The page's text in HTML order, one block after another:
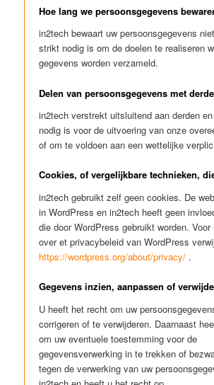
Hoe lang we persoonsgegevens
in2tech bewaart uw persoonsgegevens
strikt nodig is om de doelen te realiseren
gegevens worden verzameld.
Delen van persoonsgegevens met
in2tech verstrekt uitsluitend aan derden
nodig is voor de uitvoering van onze
of om te voldoen aan een wettelijke
Cookies, of vergelijkbare technieken,
in2tech gebruikt zelf geen cookies. De
in WordPress en in2tech heeft geen
die door WordPress gebruikt worden.
over et privacybeleid van WordPress
https://wordpress.org/about/privacy/ .
Gegevens inzien, aanpassen of
U heeft het recht om uw
corrigeren of te verwijderen. Daarnaast
om uw eventuele toestemming voor de
gegevensverwerking in te trekken of
tegen de verwerking van uw